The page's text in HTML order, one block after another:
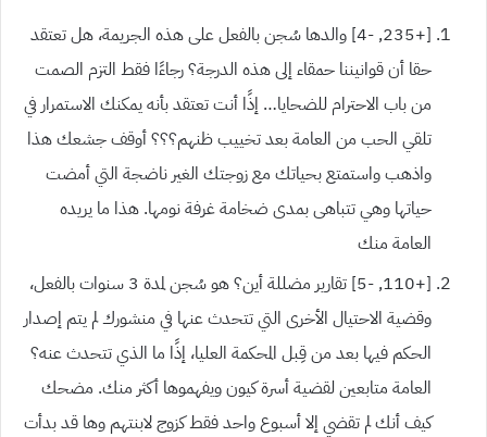
[+235,
-4]
والدها سُجن بالفعل على هذه الجريمة، هل تعتقد
حقا أن قوانيننا حمقاء إلى هذه الدرجة؟ رجاءًا فقط التزم الصمت
من باب الاحترام للضحايا… إذًا أنت تعتقد بأنه يمكنك الاستمرار في
تلقي الحب من العامة بعد تخييب ظنهم؟؟؟ أوقف جشعك هذا
واذهب واستمتع بحياتك مع زوجتك الغير ناضجة التي أمضت
حياتها وهي تتباهى بمدى ضخامة غرفة نومها. هذا ما يريده
العامة منك
[+110,
-5] تقارير مضللة أين؟ هو سُجن لمدة 3 سنوات بالفعل،
وقضية الاحتيال الأخرى التي تتحدث عنها في منشورك لم يتم إصدار
الحكم فيها بعد من قِبل المحكمة العليا، إذًا ما الذي تتحدث عنه؟
العامة متابعين لقضية أسرة كيون ويفهموها أكثر منك. مضحك
كيف أنك لم تقضي إلا أسبوع واحد فقط كزوج لابنتهم وها قد بدأت